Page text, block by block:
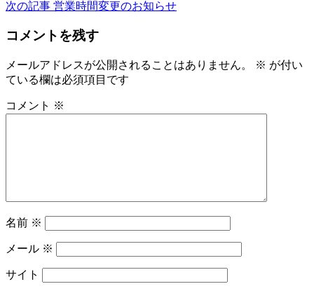
ビ
ゲ
ー
シ
次の記事 営業時間変更のお知らせ
コメントを残す
メールアドレスが公開されることはありません。 ※ が付い
ている欄は必須項目です
コメント ※
名前 ※
メール ※
サイト